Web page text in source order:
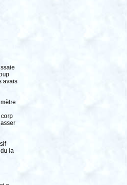
avais
la